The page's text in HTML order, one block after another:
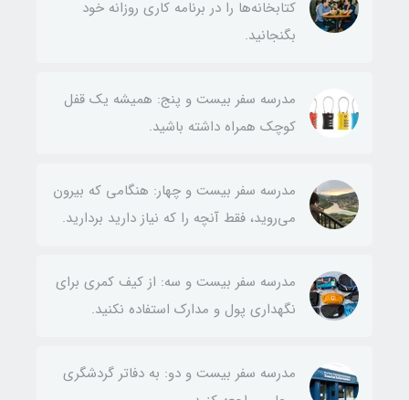
کتابخانه‌ها را در برنامه کاری روزانه خود
بگنجانید.
مدرسه سفر بیست و پنج: همیشه یک قفل
کوچک همراه داشته باشید.
مدرسه سفر بیست و چهار: هنگامی که بیرون
می‌روید، فقط آنچه را که نیاز دارید بردارید.
مدرسه سفر بیست و سه: از کیف کمری برای
نگهداری پول و مدارک استفاده نکنید.
مدرسه سفر بیست و دو: به دفاتر گردشگری